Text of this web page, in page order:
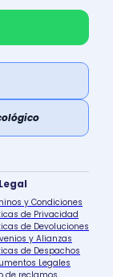
Legal
y Condiciones
de Privacidad
de Devoluciones
y Alianzas
de Despachos
Legales